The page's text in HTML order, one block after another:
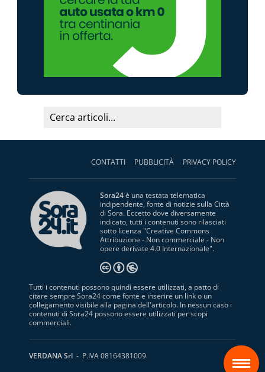
CONTATTI PUBBLICITÀ PRIVACY POLICY
Sora24è una testata telematica
indipendente, fonte di notizie sulla Città
di Sora. Eccetto dove diversamente
indicato, tutti i contenuti sono rilasciati
sotto licenza "Creative Commons
Attribuzione - Non commerciale - Non
opere derivate 4.0 Internazionale".
Tutti i contenuti possono quindi essere utilizzati, a patto di
citare sempre Sora24 come fonte e inserire un link o un
collegamento visibile alla pagina dell'articolo. In nessun caso i
contenuti di Sora24 possono essere utilizzati per scopi
commerciali.
VERDANA Srl - P.IVA 08164381009